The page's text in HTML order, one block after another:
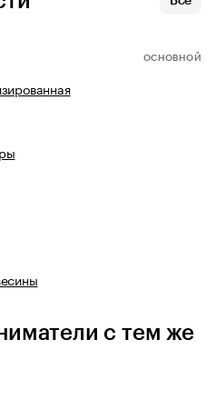
ОСНОВНОЙ
с тем же